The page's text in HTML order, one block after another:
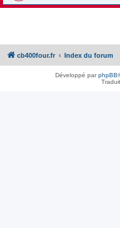
cb400four.fr Index du forum
Développé parphpBB